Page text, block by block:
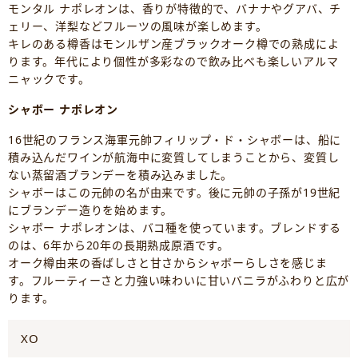
モンタル ナポレオンは、香りが特徴的で、バナナやグアバ、チ
ェリー、洋梨などフルーツの風味が楽しめます。
キレのある樽香はモンルザン産ブラックオーク樽での熟成によ
ります。年代により個性が多彩なので飲み比べも楽しいアルマ
ニャックです。
シャボー ナポレオン
16世紀のフランス海軍元帥フィリップ・ド・シャボーは、船に
積み込んだワインが航海中に変質してしまうことから、変質し
ない蒸留酒ブランデーを積み込みました。
シャボーはこの元帥の名が由来です。後に元帥の子孫が19世紀
にブランデー造りを始めます。
シャボー ナポレオンは、バコ種を使っています。ブレンドする
のは、6年から20年の長期熟成原酒です。
オーク樽由来の香ばしさと甘さからシャボーらしさを感じま
す。フルーティーさと力強い味わいに甘いバニラがふわりと広が
ります。
XO